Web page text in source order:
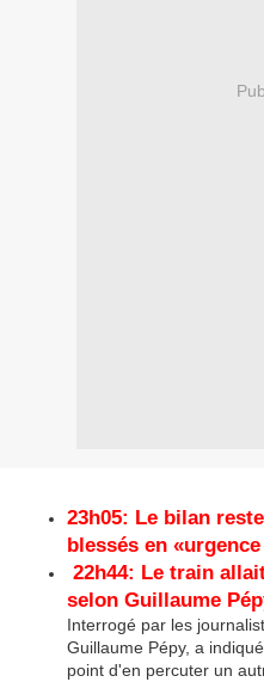
23h05: Le bilan
blessés en
22h44: Le train
selon Guillaume
Interrogé par les
Guillaume Pépy, a
point d'en percuter un